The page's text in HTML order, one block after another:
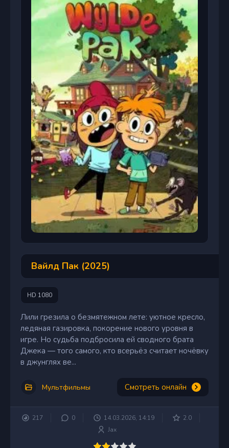
Вайлд Пак (2025)
HD 1080
Лили грезила о безмятежном лете: уютное кресло,
ледяная газировка, покорение нового уровня в
игре. Но судьба подбросила ей сводного брата
Джека — того самого, кто всерьёз считает ночёвку
в джунглях ве...
Мультфильмы Смотреть онлайн
217 0 14.03.2026, 14:19
2.0
Jax